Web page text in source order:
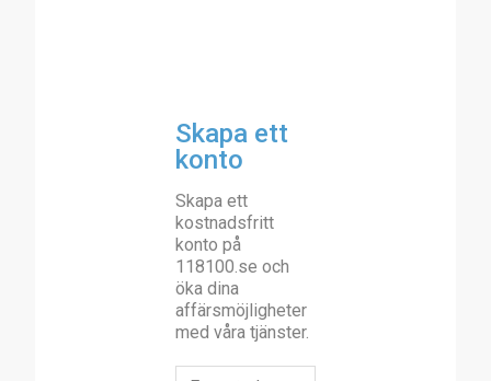
Skapa ett
konto
Skapa ett
kostnadsfritt
konto på
118100.se och
öka dina
affärsmöjligheter
med våra tjänster.